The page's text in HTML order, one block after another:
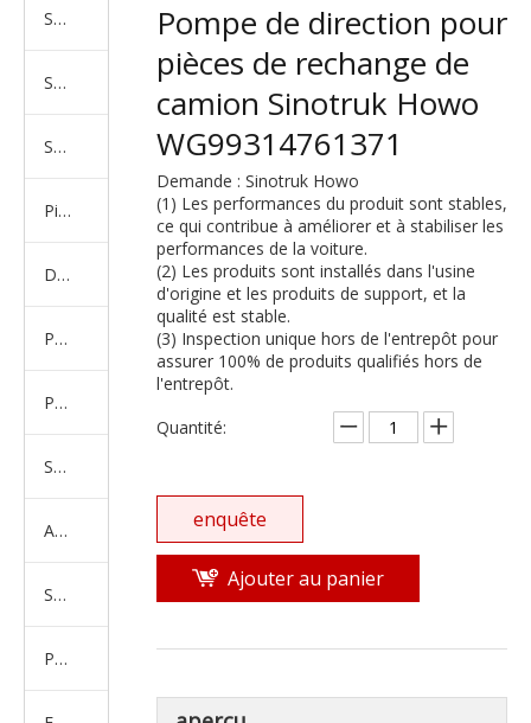
Série de camions Dongfeng
Série de camions North Benz Beiben
Série de camions américains, européens et japonais
Pièces de rechange de machines d'ingénierie de camion minier
D'autres séries de camions
Produits d'essieux
Produits de support de châssis
Série de suspension équilibrée
Amortisseur Série
Système de direction
Produits en caoutchouc
Pompe de direction pour
pièces de rechange de
camion Sinotruk Howo
WG99314761371
Demande : Sinotruk Howo
(1) Les performances du produit sont stables,
ce qui contribue à améliorer et à stabiliser les
performances de la voiture.
(2) Les produits sont installés dans l'usine
d'origine et les produits de support, et la
qualité est stable.
(3) Inspection unique hors de l'entrepôt pour
assurer 100% de produits qualifiés hors de
l'entrepôt.
Quantité:
enquête
Ajouter au panier